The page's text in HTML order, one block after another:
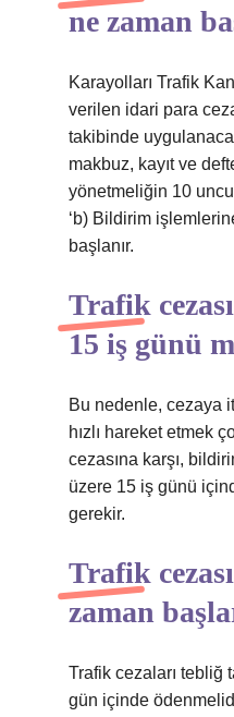
ne zaman
Karayolları Trafik
verilen idari para
takibinde
makbuz, kayıt ve
yönetmeliğin 10 uncu
‘b) Bildirim
başlanır.
Trafik
15 iş günü
Bu nedenle, cezaya
hızlı hareket etmek
cezasına karşı,
üzere 15 iş günü
gerekir.
Trafik
zaman
Trafik cezaları tebliğ
gün içinde